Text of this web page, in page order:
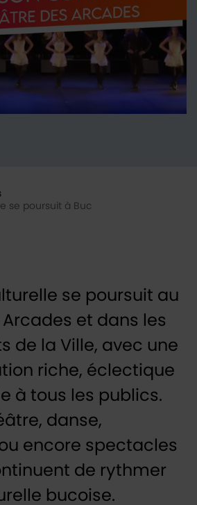
se poursuit à Buc
se poursuit au
et dans les
de la Ville, avec une
riche, éclectique
à tous les publics.
danse,
encore spectacles
de rythmer
bucoise.